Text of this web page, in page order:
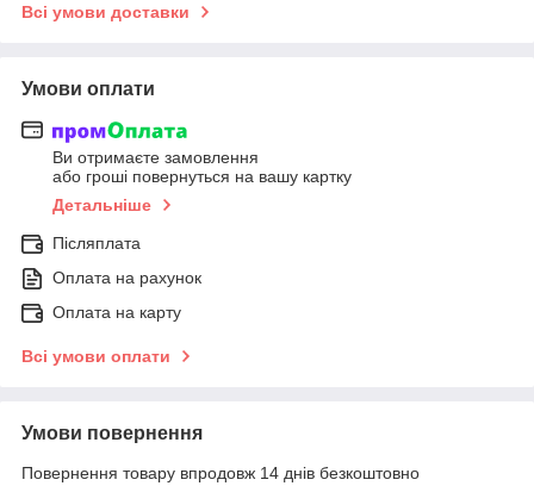
Всі умови доставки
Умови оплати
Ви отримаєте замовлення
або гроші повернуться на вашу картку
Детальніше
Післяплата
Оплата на рахунок
Оплата на карту
Всі умови оплати
Умови повернення
Повернення товару впродовж 14 днів безкоштовно